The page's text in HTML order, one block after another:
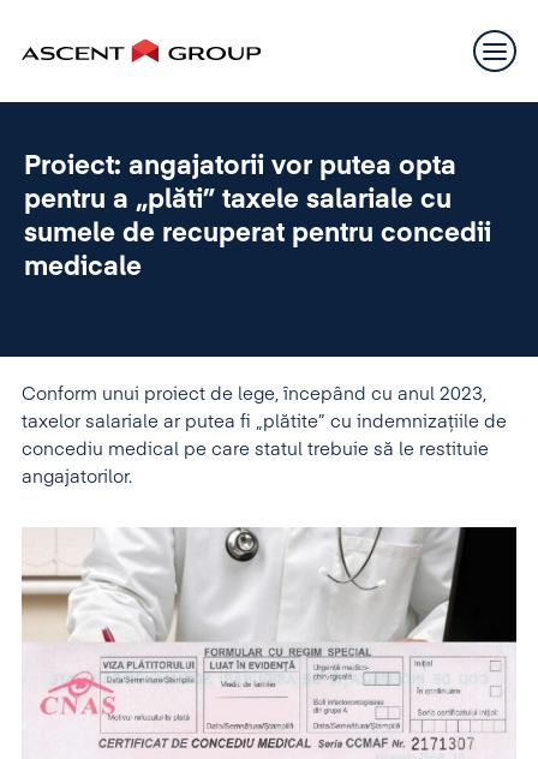
Proiect: angajatorii vor putea opta
pentru a „plăti” taxele salariale cu
sumele de recuperat pentru concedii
medicale
Conform unui proiect de lege, începând cu anul 2023,
taxelor salariale ar putea fi „plătite” cu indemnizațiile de
concediu medical pe care statul trebuie să le restituie
angajatorilor.